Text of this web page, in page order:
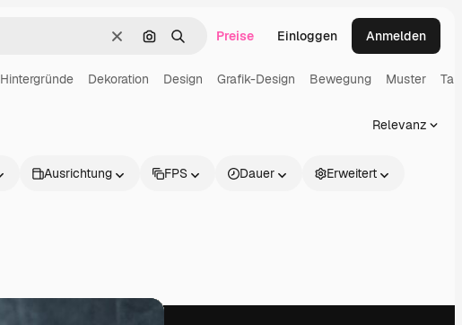
LöschenNach Bild suchen
SuchenPreise Einloggen Anmelden
Hintergründe Dekoration Design Grafik-Design Bewegung Muster
Relevanz
Ausrichtung FPS Dauer Erweitert